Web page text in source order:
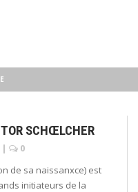
SCHŒLCHER
|
0
de sa naissanxce) est
initiateurs de la